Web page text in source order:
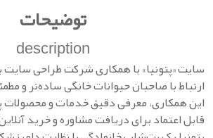
توضیحات
description
سایت «پتونیا» با همکاری شرکت طراحی سایت
ارتباط با صاحبان حیوانات خانگی ساده‌تر و
این همکاری، معرفی دقیق خدمات و محصولات
قابل اعتماد برای دریافت مشاوره و خرید